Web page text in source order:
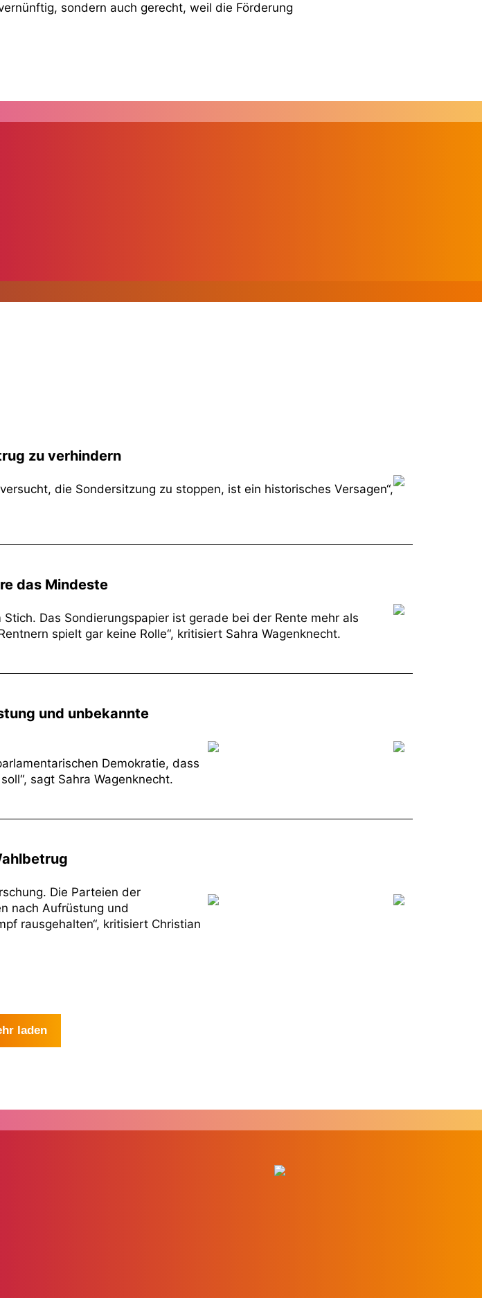
sondern auch gerecht, weil die Förderung
zu verhindern
die Sondersitzung zu stoppen, ist ein historisches Versagen“,
das Mindeste
Stich. Das Sondierungspapier ist gerade bei der Rente mehr als
spielt gar keine Rolle“, kritisiert Sahra Wagenknecht.
und unbekannte
Demokratie, dass
sagt Sahra Wagenknecht.
Die Parteien der
nach Aufrüstung und
rausgehalten“, kritisiert Christian
laden